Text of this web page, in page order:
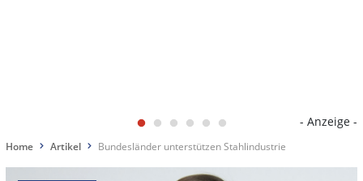
- Anzeige -
Home Artikel Bundesländer unterstützen Stahlindustrie